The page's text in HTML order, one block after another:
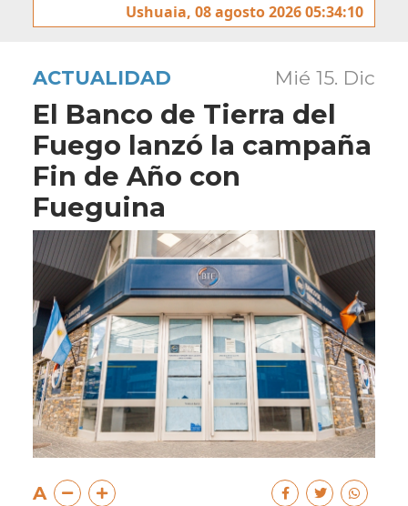
Ushuaia, 08 agosto 2026 05:34:10
ACTUALIDAD Mié 15. Dic
El Banco de Tierra del
Fuego lanzó la campaña
Fin de Año con
Fueguina
A